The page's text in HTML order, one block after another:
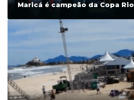
Maricá é campeão da Copa Rio